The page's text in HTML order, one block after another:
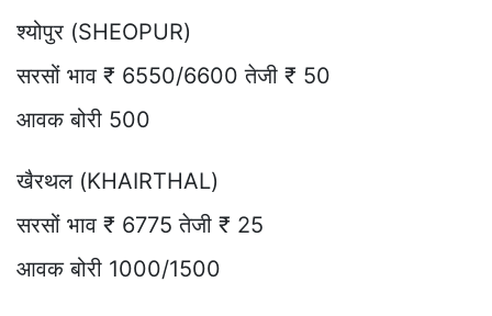
श्योपुर (SHEOPUR)
सरसों भाव ₹ 6550/6600 तेजी ₹ 50
आवक बोरी 500
खैरथल (KHAIRTHAL)
सरसों भाव ₹ 6775 तेजी ₹ 25
आवक बोरी 1000/1500